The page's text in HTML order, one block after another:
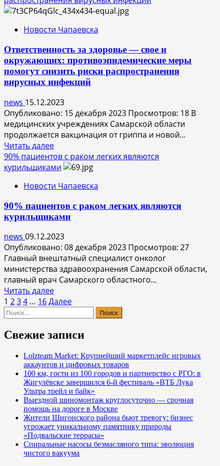
уберечь
от
инфекций:
рекомендации
главного
педиатра
Новости Чапаевска
Ответственность за здоровье — свое и
окружающих: противоэпидемические меры
помогут снизить риски распространения
вирусных инфекций
news 15.12.2023
Опубликовано: 15 декабря 2023 Просмотров: 18 В
медицинских учреждениях Самарской области
продолжается вакцинация от гриппа и новой...
Читать далееПрочитать
больше
о
за
—
свое
и
окружающих:
противоэпидемические
меры
помогут
снизить
риски
распространения
вирусных
90% пациентов с раком легких являются
курильщиками
Новости Чапаевска
90% пациентов с раком легких являются
курильщиками
news 09.12.2023
Опубликовано: 08 декабря 2023 Просмотров: 27
Главный внештатный специалист онколог
министерства здравоохранения Самарской области,
главный врач Самарского областного...
Читать далееПрочитать
больше
пациентов
раком
легких
являются
курильщиками
Пагинация
записей
1 234 … 16Далее
Найти:
Свежие записи
Lolzteam Market: Крупнейший маркетплейс игровых
аккаунтов и цифровых товаров
100 км, гости из 100 городов и партнерство с РГО: в
Жигулёвске завершился 6-й фестиваль «ВТБ Лука
Ультра трейл и байк»
Выездной шиномонтаж круглосуточно — срочная
помощь на дороге в Москве
Жители Шигонского района бьют тревогу: бизнес
угрожает уникальному памятнику природы
«Подвальские террасы»
Спиральные насосы безмасляного типа: эволюция
чистого вакуума